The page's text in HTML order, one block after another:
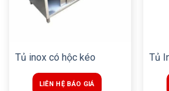
Tủ inox có hộc kéo
LIÊN HỆ BÁO GIÁ
Tủ